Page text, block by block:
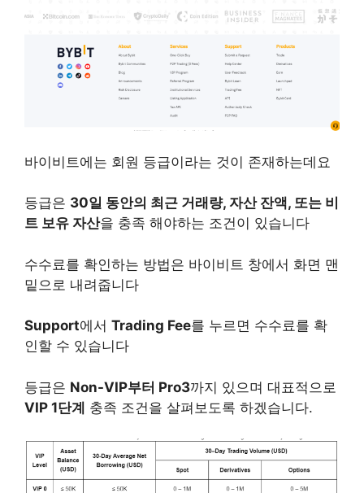
바이비트에는 회원 등급이라는 것이 존재하는데요
등급은 30일 동안의 최근 거래량, 자산 잔액, 또는 비
트 보유 자산을 충족 해야하는 조건이 있습니다
수수료를 확인하는 방법은 바이비트 창에서 화면 맨
밑으로 내려줍니다
Support에서 Trading Fee를 누르면 수수료를 확
인할 수 있습니다
등급은 Non-VIP부터 Pro3까지 있으며 대표적으로
VIP 1단계 충족 조건을 살펴보도록 하겠습니다.